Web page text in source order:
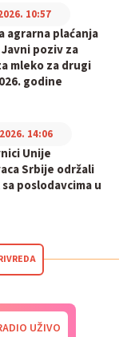
agrarna plaćanja
poziv za
mleko za drugi
godine
10:57
Unije
Srbije održali
poslodavcima u
14:06
UŽIVO